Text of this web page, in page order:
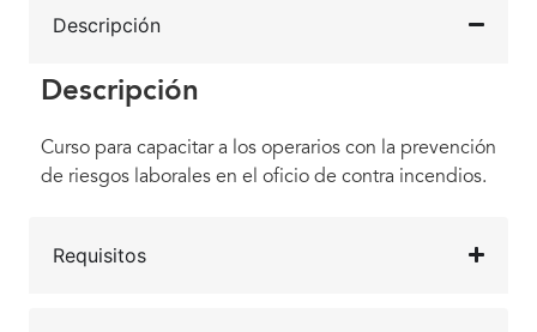
Descripción
Descripción
Curso para capacitar a los operarios con la prevención
de riesgos laborales en el oficio de contra incendios.
Requisitos